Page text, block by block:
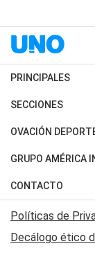
PRINCIPALES
Últimas Noticias
Política
Judiciales
Economia
SECCIONES
Horóscopo
Motores
Trucos caseros
Series y Películas
Edictos y
OVACIÓN
Fútbol
Mundial
Automovilismo
Rugby
GRUPO AMÉRICA
Canal 7 en Vivo
CONTACTO
Acerca de
Contactanos
Políticas de
Decálogo ético